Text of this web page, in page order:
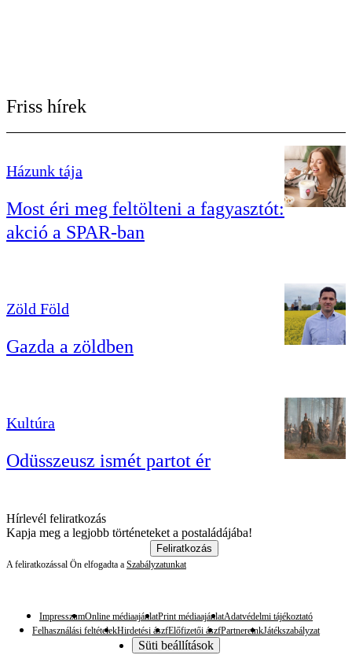
Friss hírek
Házunk tája
Most éri meg feltölteni a fagyasztót:
akció a SPAR-ban
Zöld Föld
Gazda a zöldben
Kultúra
Odüsszeusz ismét partot ér
Hírlevél feliratkozás
Kapja meg a legjobb történeteket a postaládájába!
Feliratkozás
A feliratkozással Ön elfogadta a Szabályzatunkat
ImpresszumOnline médiaajánlatPrint médiaajánlatAdatvédelmi tájékoztató
Felhasználási feltételekHirdetési ászfElőfizetői ászfPartnereinkJátékszabályzat
Süti beállítások